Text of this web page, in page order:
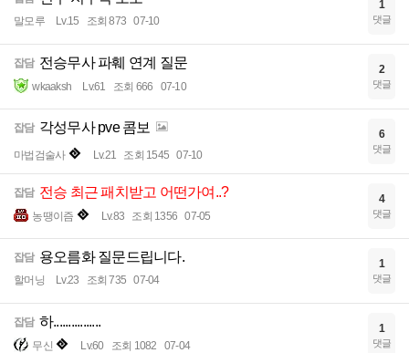
말모루 Lv.15 조회 873 07-10
1
댓글
잡담 전승무사 파훼 연계 질문
wkaaksh Lv.61 조회 666 07-10
2
댓글
잡담 각성무사 pve 콤보
마법검술사 Lv.21 조회 1545 07-10
6
댓글
잡담 전승 최근 패치받고 어떤가여..?
농땡이즘 Lv.83 조회 1356 07-05
4
댓글
잡담 용오름화 질문드립니다.
할머닝 Lv.23 조회 735 07-04
1
댓글
잡담 하................
무신 Lv.60 조회 1082 07-04
1
댓글